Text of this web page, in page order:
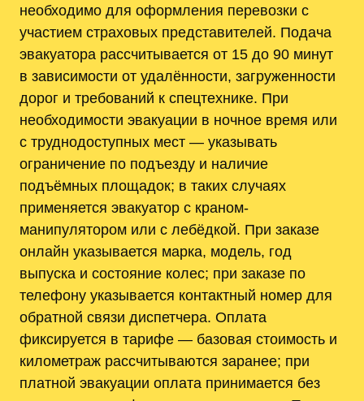
необходимо для оформления перевозки с
участием страховых представителей. Подача
эвакуатора рассчитывается от 15 до 90 минут
в зависимости от удалённости, загруженности
дорог и требований к спецтехнике. При
необходимости эвакуации в ночное время или
с труднодоступных мест — указывать
ограничение по подъезду и наличие
подъёмных площадок; в таких случаях
применяется эвакуатор с краном-
манипулятором или с лебёдкой. При заказе
онлайн указывается марка, модель, год
выпуска и состояние колес; при заказе по
телефону указывается контактный номер для
обратной связи диспетчера. Оплата
фиксируется в тарифе — базовая стоимость и
километраж рассчитываются заранее; при
платной эвакуации оплата принимается без